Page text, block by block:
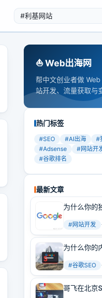
⛵️ Web出海网
帮中文创业者做
站开发、流量获取与
热门标签
#SEO #AI出海 #
#Adsense #网站开
#谷歌排名
最新文章
为什么你的
#网站开发
为什么你的
方法
#谷歌SEO
哥飞在北京